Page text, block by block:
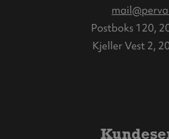
Postboks 120,
Kjeller Vest 2,